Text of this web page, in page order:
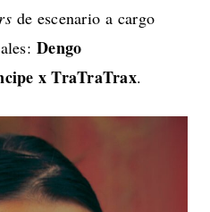
de escenario a cargo
Dengo
x TraTraTrax.